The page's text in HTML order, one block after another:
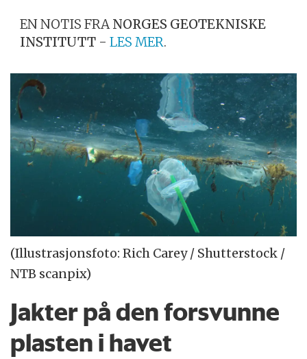
EN NOTIS FRANORGES GEOTEKNISKE
INSTITUTT -LES MER.
(Illustrasjonsfoto: Rich Carey / Shutterstock /
NTB scanpix)
Jakter på den forsvunne
plasten i havet